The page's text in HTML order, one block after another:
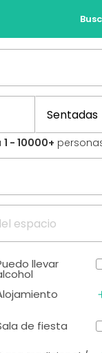
1 - 10000+
llevar
de fiesta